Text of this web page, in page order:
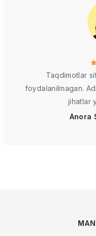
Taqdimotlar
foydalanilmagan.
jihatlar
Anora